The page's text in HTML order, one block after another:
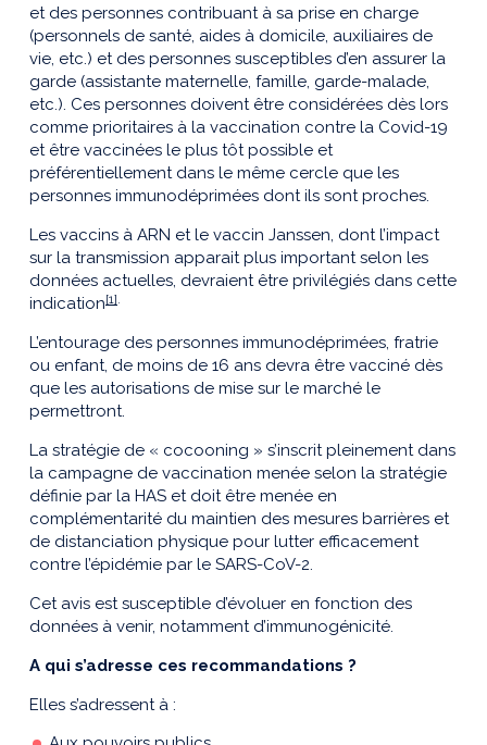
et des personnes contribuant à sa prise en charge
(personnels de santé, aides à domicile, auxiliaires de
vie, etc.) et des personnes susceptibles d’en assurer la
garde (assistante maternelle, famille, garde-malade,
etc.). Ces personnes doivent être considérées dès lors
comme prioritaires à la vaccination contre la Covid-19
et être vaccinées le plus tôt possible et
préférentiellement dans le même cercle que les
personnes immunodéprimées dont ils sont proches.
Les vaccins à ARN et le vaccin Janssen, dont l’impact
sur la transmission apparait plus important selon les
données actuelles, devraient être privilégiés dans cette
indication[1]
L’entourage des personnes immunodéprimées, fratrie
ou enfant, de moins de 16 ans devra être vacciné dès
que les autorisations de mise sur le marché le
permettront.
La stratégie de « cocooning » s’inscrit pleinement dans
la campagne de vaccination menée selon la stratégie
définie par la HAS et doit être menée en
complémentarité du maintien des mesures barrières et
de distanciation physique pour lutter efficacement
contre l’épidémie par le SARS-CoV-2.
Cet avis est susceptible d’évoluer en fonction des
données à venir, notamment d’immunogénicité.
A qui s’adresse ces recommandations ?
Elles s’adressent à :